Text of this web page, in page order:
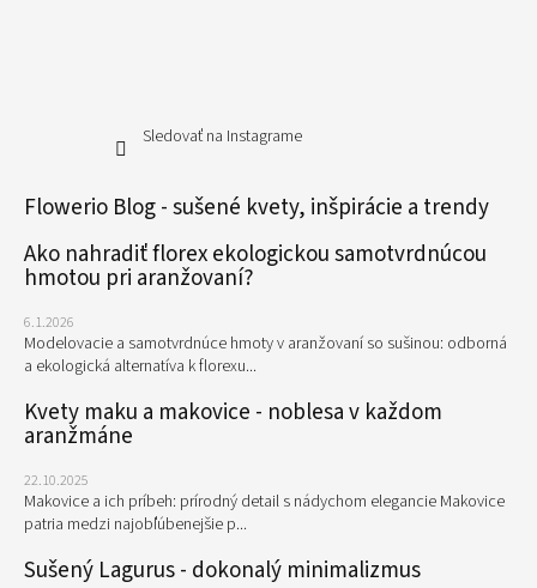
Sledovať na Instagrame
Flowerio Blog - sušené kvety, inšpirácie a trendy
Ako nahradiť florex ekologickou samotvrdnúcou
hmotou pri aranžovaní?
6.1.2026
Modelovacie a samotvrdnúce hmoty v aranžovaní so sušinou: odborná
a ekologická alternatíva k florexu...
Kvety maku a makovice - noblesa v každom
aranžmáne
22.10.2025
Makovice a ich príbeh: prírodný detail s nádychom elegancie Makovice
patria medzi najobľúbenejšie p...
Sušený Lagurus - dokonalý minimalizmus